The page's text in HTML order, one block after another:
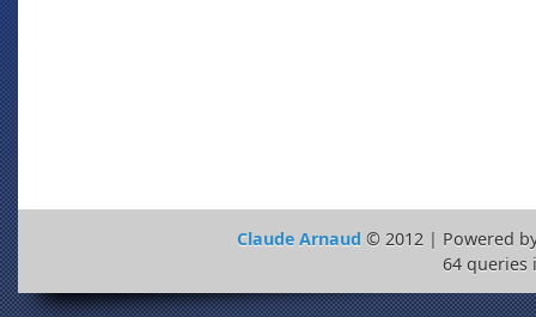
Claude Arnaud © 2012 | Powered
64 queries